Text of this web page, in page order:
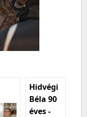
Hidvégi
Béla 90
éves -